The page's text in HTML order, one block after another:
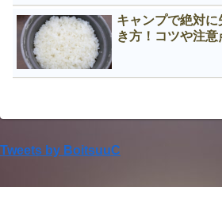
キャンプで絶対
き方！コツや注意
Tweets by BoitsuuC